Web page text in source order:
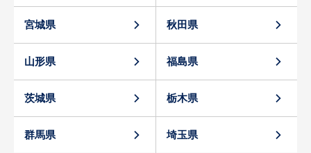
宮城県 秋田県
山形県 福島県
茨城県 栃木県
群馬県 埼玉県